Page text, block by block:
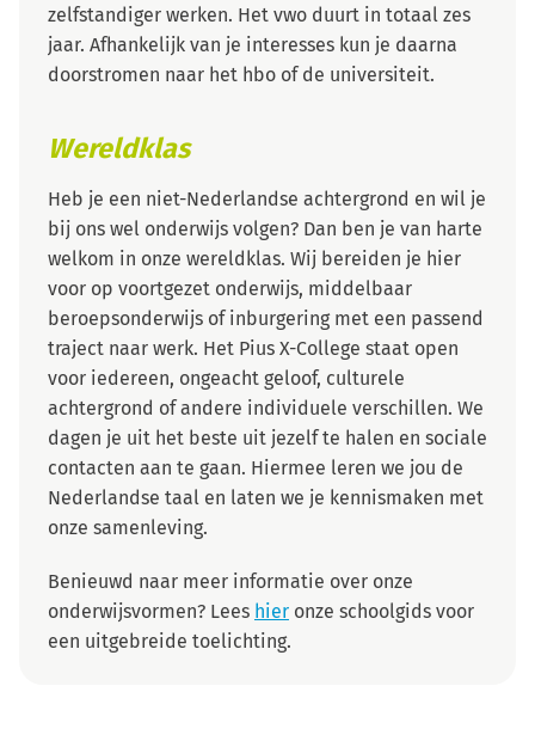
zelfstandiger werken. Het vwo duurt in totaal zes
jaar. Afhankelijk van je interesses kun je daarna
doorstromen naar het hbo of de universiteit.
Wereldklas
Heb je een niet-Nederlandse achtergrond en wil je
bij ons wel onderwijs volgen? Dan ben je van harte
welkom in onze wereldklas. Wij bereiden je hier
voor op voortgezet onderwijs, middelbaar
beroepsonderwijs of inburgering met een passend
traject naar werk. Het Pius X-College staat open
voor iedereen, ongeacht geloof, culturele
achtergrond of andere individuele verschillen. We
dagen je uit het beste uit jezelf te halen en sociale
contacten aan te gaan. Hiermee leren we jou de
Nederlandse taal en laten we je kennismaken met
onze samenleving.
Benieuwd naar meer informatie over onze
onderwijsvormen? Lees hier onze schoolgids voor
een uitgebreide toelichting.